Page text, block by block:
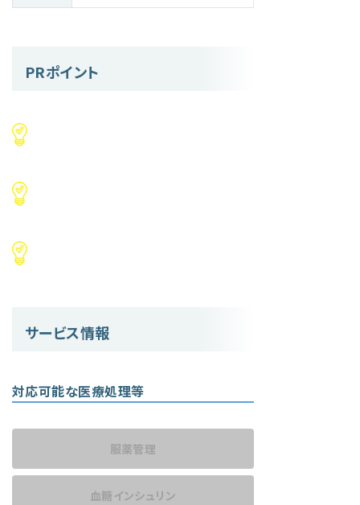
PRポイント
サービス情報
対応可能な医療処理等
服薬管理
血糖インシュリン